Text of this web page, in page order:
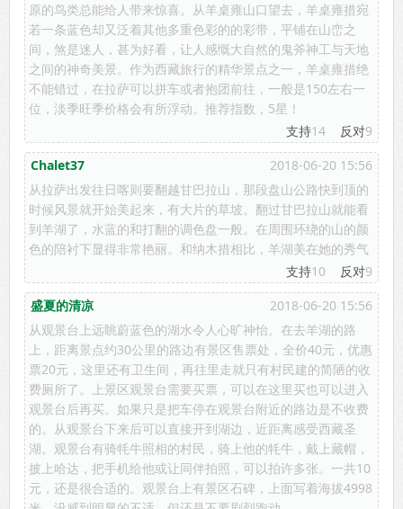
原的鸟类总能给人带来惊喜。从羊桌雍山口望去，羊桌雍措宛
若一条蓝色却又泛着其他多重色彩的的彩带，平铺在山峦之
间，煞是迷人，甚为好看，让人感慨大自然的鬼斧神工与天地
之间的神奇美景。作为西藏旅行的精华景点之一，羊桌雍措绝
不能错过，在拉萨可以拼车或者抱团前往，一般是150左右一
位，淡季旺季价格会有所浮动。推荐指数，5星！
支持14 反对9
Chalet37
2018-06-20 15:56
从拉萨出发往日喀则要翻越甘巴拉山，那段盘山公路快到顶的
时候风景就开始美起来，有大片的草坡。翻过甘巴拉山就能看
到羊湖了，水蓝的和打翻的调色盘一般。在周围环绕的山的颜
色的陪衬下显得非常艳丽。和纳木措相比，羊湖美在她的秀气
支持10 反对9
盛夏的清凉
2018-06-20 15:56
从观景台上远眺蔚蓝色的湖水令人心旷神怡。在去羊湖的路
上，距离景点约30公里的路边有景区售票处，全价40元，优惠
票20元，这里还有卫生间，再往里走就只有村民建的简陋的收
费厕所了。上景区观景台需要买票，可以在这里买也可以进入
观景台后再买。如果只是把车停在观景台附近的路边是不收费
的。从观景台下来后可以直接开到湖边，近距离感受西藏圣
湖。观景台有骑牦牛照相的村民，骑上他的牦牛，戴上藏帽，
披上哈达，把手机给他或让同伴拍照，可以拍许多张。一共10
元，还是很合适的。观景台上有景区石碑，上面写着海拔4998